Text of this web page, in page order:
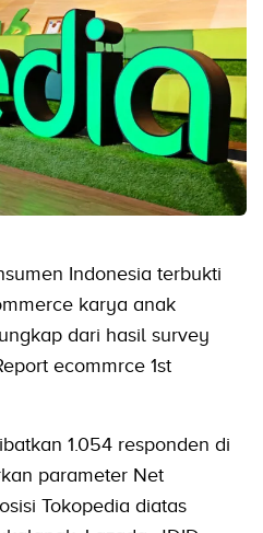
Indonesia terbukti
karya anak
dari hasil survey
ecommrce 1st
1.054 responden di
parameter Net
Tokopedia diatas